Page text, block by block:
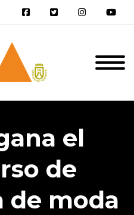
el
de
moda